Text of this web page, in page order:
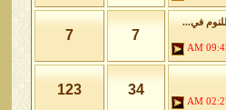
في...
09:42
7
7
02:27
34
123